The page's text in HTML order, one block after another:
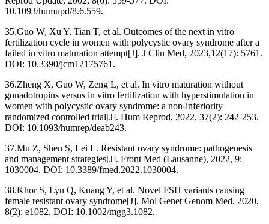
10.1093/humupd/8.6.559.
35.Guo W, Xu Y, Tian T, et al. Outcomes of the next in vitro
fertilization cycle in women with polycystic ovary syndrome after a
failed in vitro maturation attempt[J]. J Clin Med, 2023,12(17): 5761.
DOI: 10.3390/jcm12175761.
36.Zheng X, Guo W, Zeng L, et al. In vitro maturation without
gonadotropins versus in vitro fertilization with hyperstimulation in
women with polycystic ovary syndrome: a non-inferiority
randomized controlled trial[J]. Hum Reprod, 2022, 37(2): 242-253.
DOI: 10.1093/humrep/deab243.
37.Mu Z, Shen S, Lei L. Resistant ovary syndrome: pathogenesis
and management strategies[J]. Front Med (Lausanne), 2022, 9:
1030004. DOI: 10.3389/fmed.2022.1030004.
38.Khor S, Lyu Q, Kuang Y, et al. Novel FSH variants causing
female resistant ovary syndrome[J]. Mol Genet Genom Med, 2020,
8(2): e1082. DOI: 10.1002/mgg3.1082.